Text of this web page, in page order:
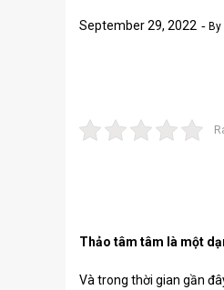
September 29, 2022 By
Thảo tâm tâm là một
Và trong thời gian gần